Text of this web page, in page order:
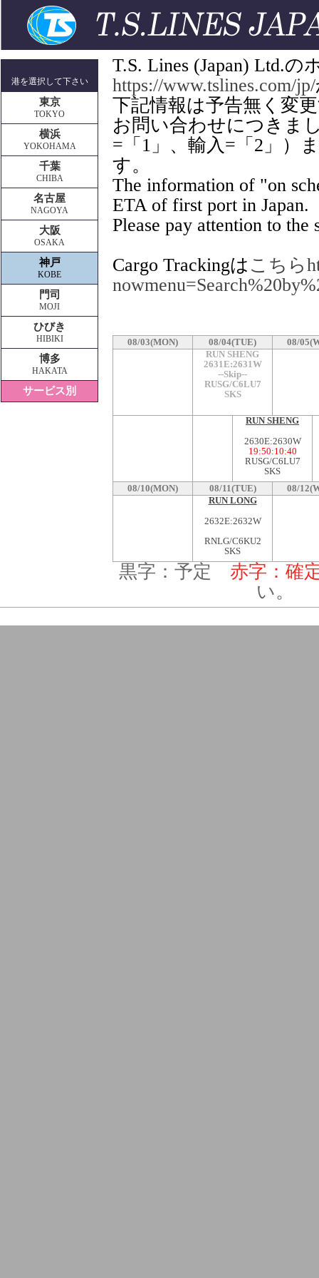
港を選択して下さい
東京
TOKYO
横浜
YOKOHAMA
千葉
CHIBA
名古屋
NAGOYA
大阪
OSAKA
神戸
KOBE
門司
MOJI
ひびき
HIBIKI
博多
HAKATA
サービス別
T.S. Lines (Japan) Ltd.
https://www.tslines.com/jp/
下記情報は予告無く変
お問い合わせにつきま
=「1」、輸入=「2」）
す。
The information of "on
ETA of first port in Japan.
Please pay attention to
Cargo Trackingは こちら
08/03(MON) 08/04(TUE)
08/
RUN SHENG
2631E:2631W
--Skip--
RUSG/C6LU7
SKS
RUN SHENG
2630E:2630W
19:50:10:40
RUSG/C6LU7
SKS
08/10(MON)
08/11(TUE)
08/
RUN LONG
2632E:2632W
RNLG/C6KU2
SKS
黒字：予定 赤字：確
い。